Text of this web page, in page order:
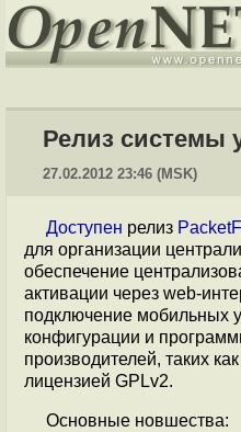
Релиз системы
27.02.2012 23:46 (MSK)
Доступен релиз
для организации
обеспечение
активации через web-
подключение мобильных
конфигурации и
производителей, таких
лицензией GPLv2.
Основные новшества: